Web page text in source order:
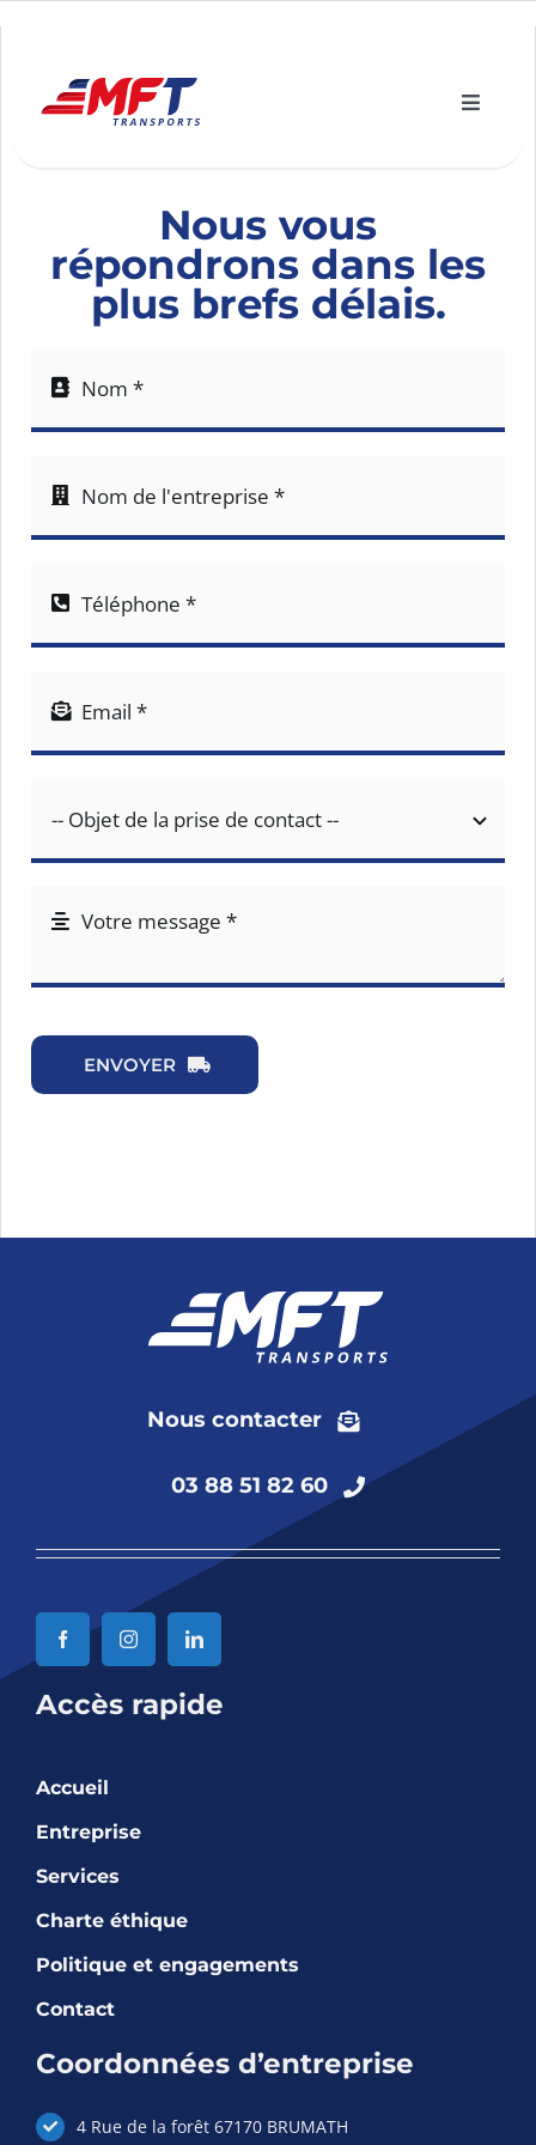
Toggle
Engagement écologique
Actualités
À propos
Contact
Nous vous
répondrons dans les
plus brefs délais.
ENVOYER
∙
Nous contacter
03 88 51 82 60
Accès rapide
Accueil
Entreprise
Services
Charte éthique
Politique et engagements
Contact
Coordonnées d’entreprise
4 Rue de la forêt 67170 BRUMATH